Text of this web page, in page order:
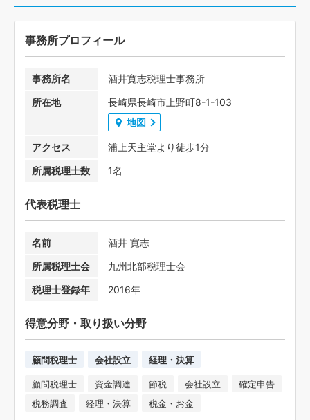
事務所プロフィール
事務所名
酒井寛志税理士事務所
所在地
長崎県長崎市上野町8-1-103
地図
アクセス
浦上天主堂より徒歩1分
所属税理士数
1名
代表税理士
名前
酒井 寛志
所属税理士会
九州北部税理士会
税理士登録年
2016年
得意分野・取り扱い分野
顧問税理士 会社設立 経理・決算
顧問税理士 資金調達 節税 会社設立
確定申告
税務調査
経理・決算 税金・お金